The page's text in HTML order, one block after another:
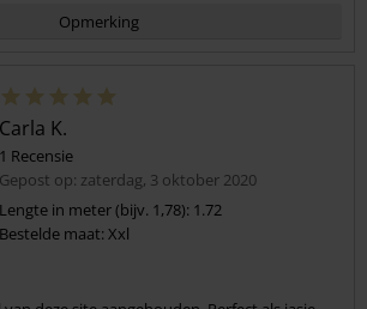
Opmerking
Carla K.
1 Recensie
Gepost op: zaterdag, 3 oktober 2020
Lengte in meter (bijv. 1,78): 1.72
Bestelde maat: Xxl